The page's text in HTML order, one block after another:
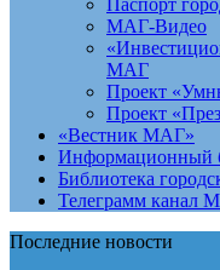
МАГ-Видео
МАГ
Проект
Проект
«Вестник МАГ»
Информационный
Библиотека
Телеграмм канал
Последние новости